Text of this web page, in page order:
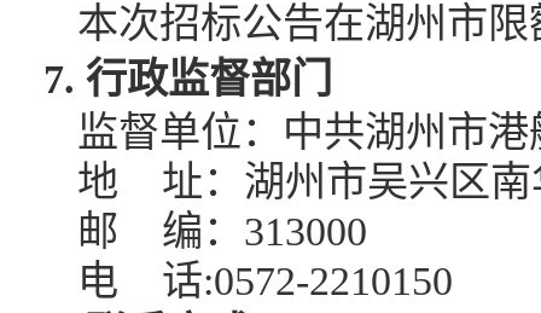
本次招标公告在湖州市
7. 行政监督部门
监督单位：中共湖州市
地
址：湖州市吴兴区
邮
编： 313000
电
话:0572-2210150